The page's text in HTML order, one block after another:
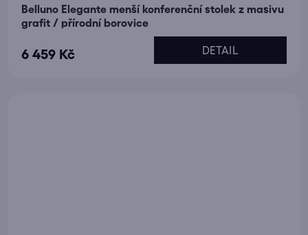
Belluno Elegante menší konferenční stolek z masivu
grafit / přírodní borovice
6 459 Kč DETAIL